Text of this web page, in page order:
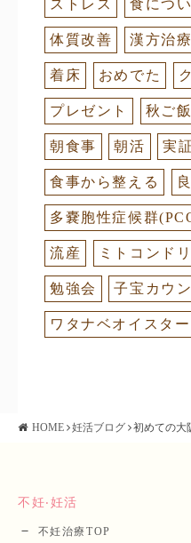
ストレス 食につ
体質改善 漢方治療
着床 おめでた
プレゼント 秋ご飯
朝食事 朝活 実
食事から整える
多嚢胞性症候群
流産 ミトコンド
勉強会 子宝カウ
ワタナベオイスター
HOME 妊活ブログ 初めての大
不妊‧妊活
不妊治療TOP